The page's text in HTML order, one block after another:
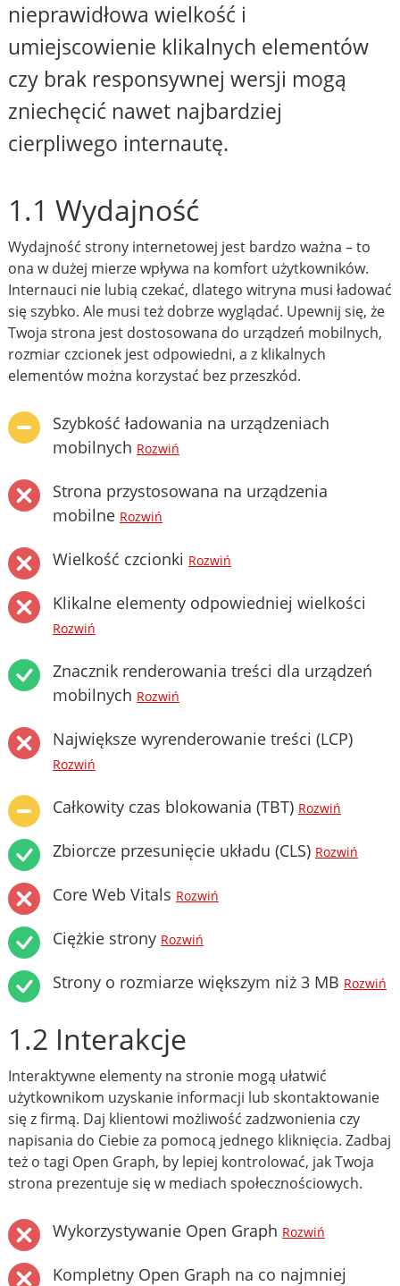
nieprawidłowa wielkość i
umiejscowienie klikalnych elementów
czy brak responsywnej wersji mogą
zniechęcić nawet najbardziej
cierpliwego internautę.
1.1 Wydajność
Wydajność strony internetowej jest bardzo ważna – to
ona w dużej mierze wpływa na komfort użytkowników.
Internauci nie lubią czekać, dlatego witryna musi ładować
się szybko. Ale musi też dobrze wyglądać. Upewnij się, że
Twoja strona jest dostosowana do urządzeń mobilnych,
rozmiar czcionek jest odpowiedni, a z klikalnych
elementów można korzystać bez przeszkód.
Szybkość ładowania na urządzeniach
mobilnych Rozwiń
Strona przystosowana na urządzenia
mobilne Rozwiń
Wielkość czcionki Rozwiń
Klikalne elementy odpowiedniej wielkości
Rozwiń
Znacznik renderowania treści dla urządzeń
mobilnych Rozwiń
Największe wyrenderowanie treści (LCP)
Rozwiń
Całkowity czas blokowania (TBT) Rozwiń
Zbiorcze przesunięcie układu (CLS) Rozwiń
Core Web Vitals Rozwiń
Ciężkie strony Rozwiń
Strony o rozmiarze większym niż 3 MB Rozwiń
1.2 Interakcje
Interaktywne elementy na stronie mogą ułatwić
użytkownikom uzyskanie informacji lub skontaktowanie
się z firmą. Daj klientowi możliwość zadzwonienia czy
napisania do Ciebie za pomocą jednego kliknięcia. Zadbaj
też o tagi Open Graph, by lepiej kontrolować, jak Twoja
strona prezentuje się w mediach społecznościowych.
Wykorzystywanie Open Graph Rozwiń
Kompletny Open Graph na co najmniej